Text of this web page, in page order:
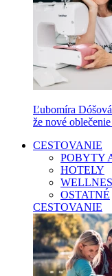
Ľubomíra
že nové
CESTOVANIE
POBYTY
HOTELY
OSTATNÉ
CESTOVANIE